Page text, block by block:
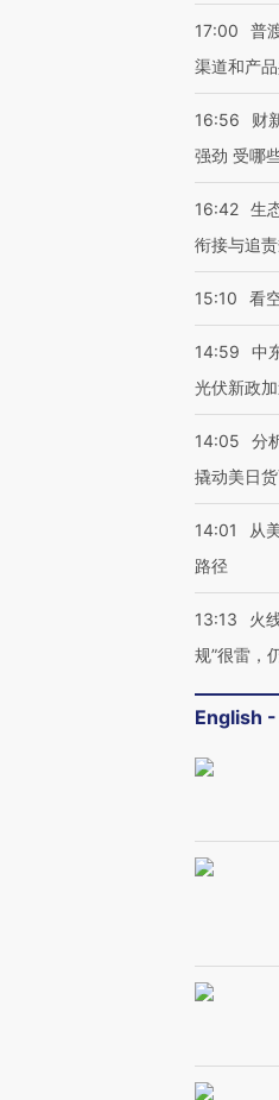
17:00
普
渠道和产
16:56
财
强劲 受哪
16:42 生
衔接与追
15:10 看
14:59
中
光伏新政
14:05
分
撬动美日
14:01
从
路径
13:13
火
规”很雷，
English